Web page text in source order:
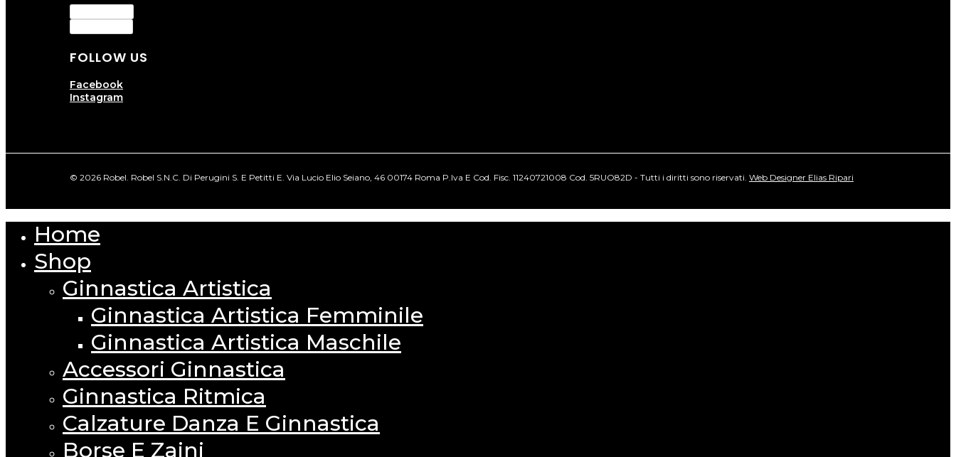
FOLLOW US
Facebook
Instagram
© 2026 Robel. Robel S.N.C. Di Perugini S. E Petitti E. Via Lucio Elio Seiano, 46 00174 Roma P.Iva E Cod. Fisc. 11240721008 Cod. 5RUO82D - Tutti i diritti sono riservati. Web Designer Elias Ripari
Close
Menu
Home
Shop
Ginnastica Artistica
Ginnastica Artistica Femminile
Ginnastica Artistica Maschile
Accessori Ginnastica
Ginnastica Ritmica
Calzature Danza E Ginnastica
Borse E Zaini